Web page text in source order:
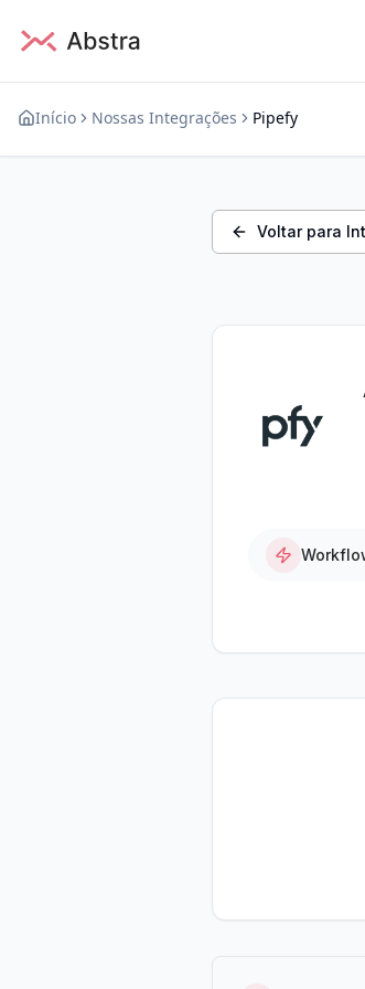
Início Nossas Integrações Pipefy
Voltar para